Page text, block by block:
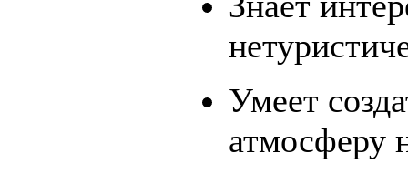
Умеет
атмосферу